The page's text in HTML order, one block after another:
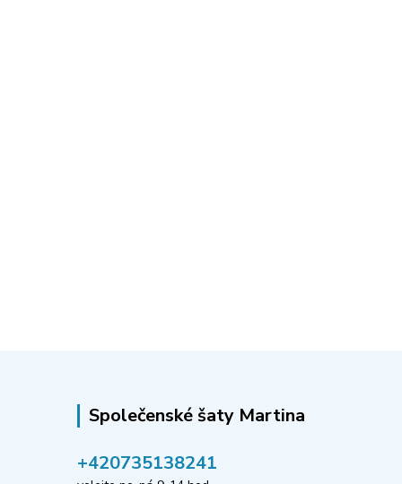
Společenské šaty Martina
‭+420735138241